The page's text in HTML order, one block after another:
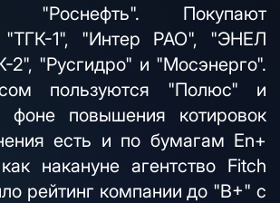
"Роснефть". Покупают
"ТГК-1", "Интер РАО", "ЭНЕЛ
2", "Русгидро" и "Мосэнерго".
пользуются "Полюс" и
фоне повышения котировок
есть и по бумагам En+
накануне агентство Fitch
рейтинг компании до "B+" с